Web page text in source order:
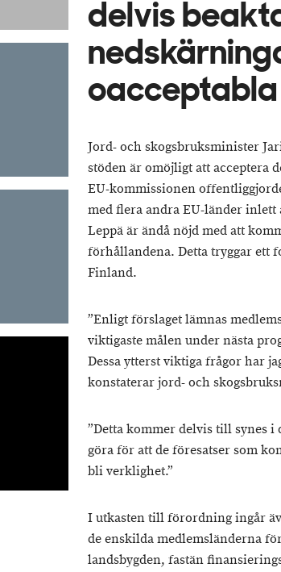
delvis
oacceptabla
Jord- och skogsbruksminister
stöden är omöjligt att acceptera
EU-kommissionen
med flera andra EU-länder
Leppä är ändå nöjd med att
förhållandena. Detta tryggar ett
Finland.
”Enligt förslaget lämnas
viktigaste målen under nästa
Dessa ytterst viktiga frågor har
konstaterar jord- och
”Detta kommer delvis till synes
göra för att de föresatser som
bli verklighet.”
I utkasten till förordning ingår
de enskilda medlemsländerna
landsbygden, fastän